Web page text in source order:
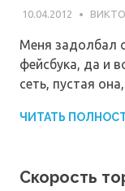
10.04.2012
Меня задолбал
фейсбука, да и
сеть, пустая
ЧИТАТЬ
Скорость